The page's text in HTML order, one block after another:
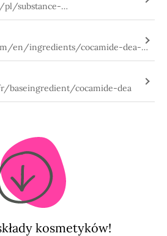
pl/substance-
100.065.123
en/ingredients/cocamide-dea-
baseingredient/cocamide-dea
kosmetyków!